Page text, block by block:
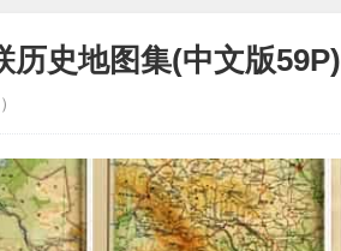
历史地图集(中文版59P)